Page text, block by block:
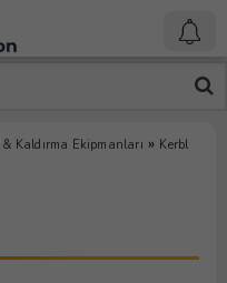
Kaldırma Ekipmanları » Kerbl